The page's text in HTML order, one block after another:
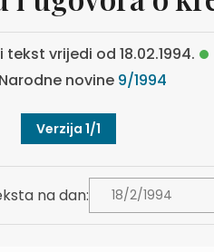
tekst vrijedi od 18.02.1994.
Narodne novine 9/1994
Verzija 1/1
na dan: